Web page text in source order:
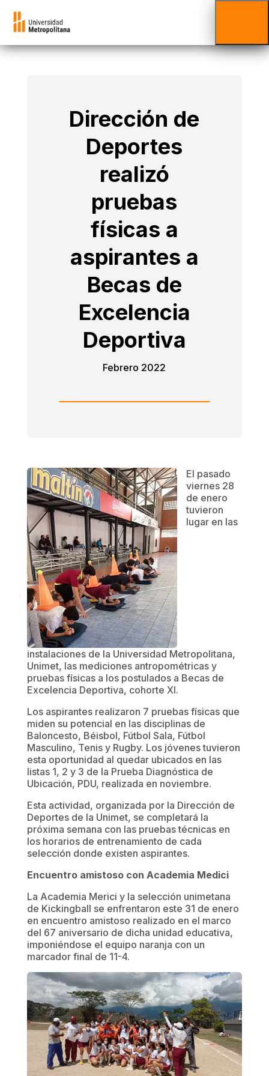
Dirección de
Deportes
realizó
pruebas
físicas a
aspirantes a
Becas de
Excelencia
Deportiva
Febrero 2022
El pasado
viernes 28
de enero
tuvieron
lugar en las
instalaciones de la Universidad Metropolitana,
Unimet, las mediciones antropométricas y
pruebas físicas a los postulados a Becas de
Excelencia Deportiva, cohorte XI.
Los aspirantes realizaron 7 pruebas físicas que
miden su potencial en las disciplinas de
Baloncesto, Béisbol, Fútbol Sala, Fútbol
Masculino, Tenis y Rugby. Los jóvenes tuvieron
esta oportunidad al quedar ubicados en las
listas 1, 2 y 3 de la Prueba Diagnóstica de
Ubicación, PDU, realizada en noviembre.
Esta actividad, organizada por la Dirección de
Deportes de la Unimet, se completará la
próxima semana con las pruebas técnicas en
los horarios de entrenamiento de cada
selección donde existen aspirantes.
Encuentro amistoso con Academia Medici
La Academia Merici y la selección unimetana
de Kickingball se enfrentaron este 31 de enero
en encuentro amistoso realizado en el marco
del 67 aniversario de dicha unidad educativa,
imponiéndose el equipo naranja con un
marcador final de 11-4.